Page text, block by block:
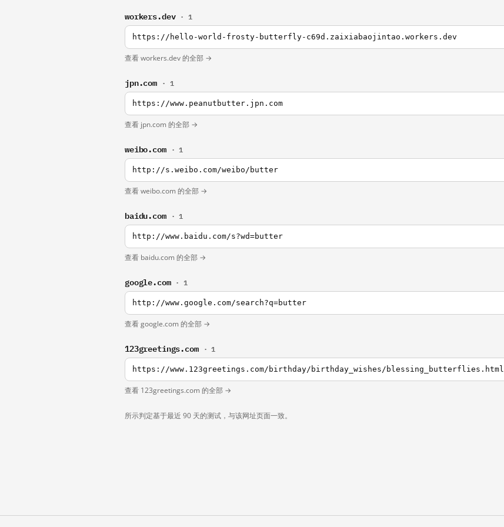
workers.dev · 1
https://hello-world-frosty-butterfly-c69d.zaixiabaojintao.workers.dev
查看 workers.dev 的全部 →
jpn.com · 1
https://www.peanutbutter.jpn.com
查看 jpn.com 的全部 →
weibo.com · 1
http://s.weibo.com/weibo/butter
查看 weibo.com 的全部 →
baidu.com · 1
http://www.baidu.com/s?wd=butter
查看 baidu.com 的全部 →
google.com · 1
http://www.google.com/search?q=butter
查看 google.com 的全部 →
123greetings.com · 1
https://www.123greetings.com/birthday/birthday_wishes/blessing_butterflies.html
查看 123greetings.com 的全部 →
所示判定基于最近 90 天的测试，与该网址页面一致。